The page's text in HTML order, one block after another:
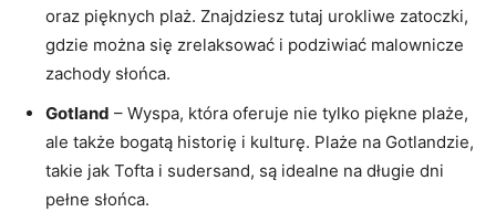
oraz pięknych plaż. Znajdziesz tutaj urokliwe zatoczki,
gdzie można się zrelaksować i podziwiać malownicze
zachody słońca.
Gotland – Wyspa, która oferuje nie tylko piękne plaże,
ale także bogatą historię i kulturę. Plaże na Gotlandzie,
takie jak Tofta i sudersand, są idealne na długie dni
pełne słońca.